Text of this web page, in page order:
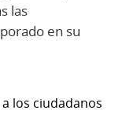
las
en su
los ciudadanos